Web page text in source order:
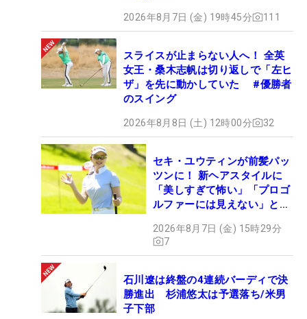
2026年8月7日 (金) 19時45分 111
スライスが止まらない人へ！ 全英
女王・桑木志帆は切り返しで「左ヒ
ザ」を先に動かしていた #優勝者
のスイング
2026年8月8日 (土) 12時00分 32
セキ・ユウティンが前髪パッ
ツンに！ 新ヘアスタイルに
「美しすぎて怖い」「プロゴ
ルファーには見えない」とコ
2026年8月7日 (金) 15時29分
7
石川遼は終盤の4連続バーディで決
勝進出 杉浦悠太は予選落ち/米男
子下部